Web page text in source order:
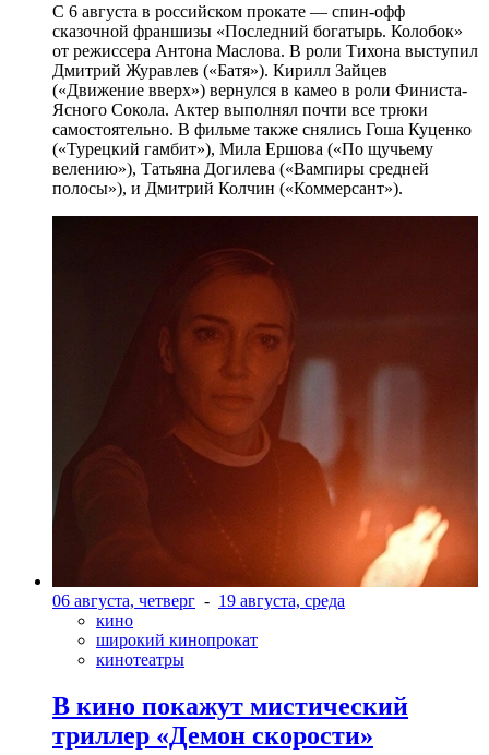
С 6 августа в российском прокате — спин-офф
сказочной франшизы «Последний богатырь. Колобок»
от режиссера Антона Маслова. В роли Тихона выступил
Дмитрий Журавлев («Батя»). Кирилл Зайцев
(«Движение вверх») вернулся в камео в роли Финиста-
Ясного Сокола. Актер выполнял почти все трюки
самостоятельно. В фильме также снялись Гоша Куценко
(«Турецкий гамбит»), Мила Ершова («По щучьему
велению»), Татьяна Догилева («Вампиры средней
полосы»), и Дмитрий Колчин («Коммерсант»).
06 августа, четверг - 19 августа, среда
кино
широкий кинопрокат
кинотеатры
В кино покажут мистический
триллер «Демон скорости»